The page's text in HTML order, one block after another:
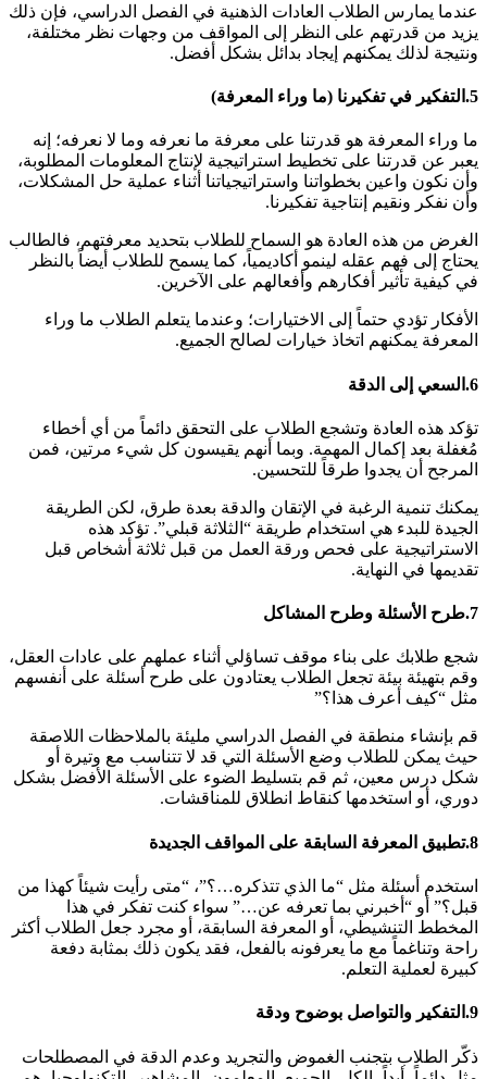
عندما يمارس الطلاب العادات الذهنية في الفصل الدراسي، فإن ذلك
يزيد من قدرتهم على النظر إلى المواقف من وجهات نظر مختلفة،
ونتيجة لذلك يمكنهم إيجاد بدائل بشكل أفضل.
5. التفكير في تفكيرنا (ما وراء المعرفة)
ما وراء المعرفة هو قدرتنا على معرفة ما نعرفه وما لا نعرفه؛ إنه
يعبر عن قدرتنا على تخطيط استراتيجية لإنتاج المعلومات المطلوبة،
وأن نكون واعين بخطواتنا واستراتيجياتنا أثناء عملية حل المشكلات،
وأن نفكر ونقيم إنتاجية تفكيرنا.
الغرض من هذه العادة هو السماح للطلاب بتحديد معرفتهم، فالطالب
يحتاج إلى فهم عقله لينمو أكاديمياً، كما يسمح للطلاب أيضاً بالنظر
في كيفية تأثير أفكارهم وأفعالهم على الآخرين.
الأفكار تؤدي حتماً إلى الاختيارات؛ وعندما يتعلم الطلاب ما وراء
المعرفة يمكنهم اتخاذ خيارات لصالح الجميع.
6. السعي إلى الدقة
تؤكد هذه العادة وتشجع الطلاب على التحقق دائماً من أي أخطاء
مُغفلة بعد إكمال المهمة. وبما أنهم يقيسون كل شيء مرتين، فمن
المرجح أن يجدوا طرقاً للتحسين.
يمكنك تنمية الرغبة في الإتقان والدقة بعدة طرق، لكن الطريقة
الجيدة للبدء هي استخدام طريقة “الثلاثة قبلي”. تؤكد هذه
الاستراتيجية على فحص ورقة العمل من قبل ثلاثة أشخاص قبل
تقديمها في النهاية.
7. طرح الأسئلة وطرح المشاكل
شجع طلابك على بناء موقف تساؤلي أثناء عملهم على عادات العقل،
وقم بتهيئة بيئة تجعل الطلاب يعتادون على طرح أسئلة على أنفسهم
مثل “كيف أعرف هذا؟”
قم بإنشاء منطقة في الفصل الدراسي مليئة بالملاحظات اللاصقة
حيث يمكن للطلاب وضع الأسئلة التي قد لا تتناسب مع وتيرة أو
شكل درس معين، ثم قم بتسليط الضوء على الأسئلة الأفضل بشكل
دوري، أو استخدمها كنقاط انطلاق للمناقشات.
8. تطبيق المعرفة السابقة على المواقف الجديدة
استخدم أسئلة مثل “ما الذي تتذكره…؟”، “متى رأيت شيئاً كهذا من
قبل؟” أو “أخبرني بما تعرفه عن…” سواء كنت تفكر في هذا
المخطط التنشيطي، أو المعرفة السابقة، أو مجرد جعل الطلاب أكثر
راحة وتناغماً مع ما يعرفونه بالفعل، فقد يكون ذلك بمثابة دفعة
كبيرة لعملية التعلم.
9. التفكير والتواصل بوضوح ودقة
ذكّر الطلاب بتجنب الغموض والتجريد وعدم الدقة في المصطلحات